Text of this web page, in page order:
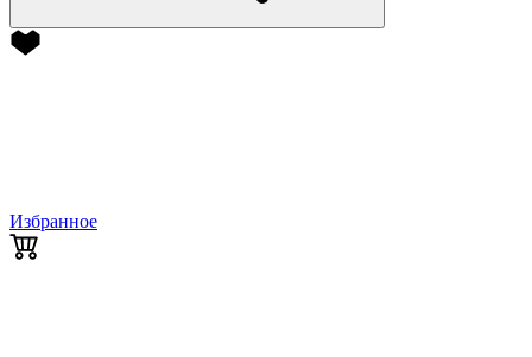
Избранное